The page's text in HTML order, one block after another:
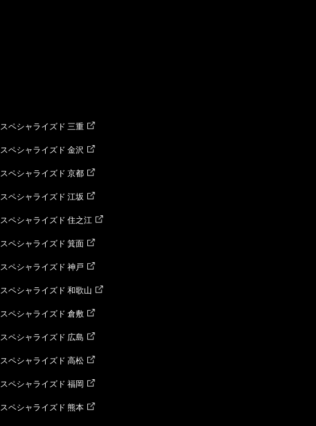
スペシャライズド 三重
スペシャライズド 金沢
スペシャライズド 京都
スペシャライズド 江坂
スペシャライズド 住之江
スペシャライズド 箕面
スペシャライズド 神戸
スペシャライズド 和歌山
スペシャライズド 倉敷
スペシャライズド 広島
スペシャライズド 高松
スペシャライズド 福岡
スペシャライズド 熊本